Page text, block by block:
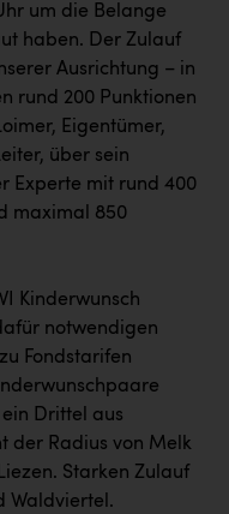
um die Belange
haben. Der Zulauf
Ausrichtung – in
rund 200 Punktionen
Eigentümer,
über sein
Experte mit rund 400
maximal 850
Kinderwunsch
notwendigen
Fondstarifen
Drittel aus
der Radius von Melk
Starken Zulauf
Waldviertel.